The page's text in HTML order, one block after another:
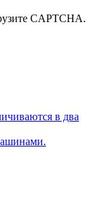
CAPTCHA.
в два